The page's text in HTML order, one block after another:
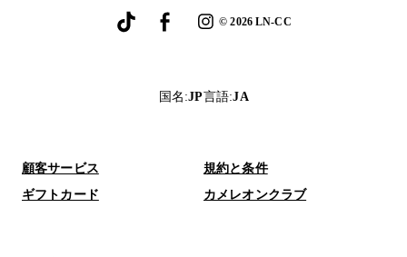
©2026LN-CC
国名 :JP言語:JA
顧客サービス
規約と条件
ギフトカード
カメレオンクラブ